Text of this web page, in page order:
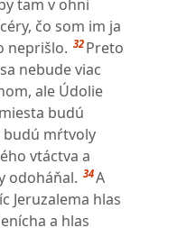
tam v ohni
čo som im ja
neprišlo. 32 Preto
nebude viac
ale Údolie
budú
budú mŕtvoly
vtáctva a
odoháňal. 34A
Jeruzalema hlas
a hlas